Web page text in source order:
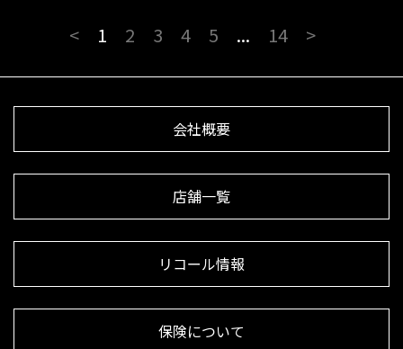
< 1 2 3 4 5 ... 14 >
会社概要
店舗一覧
リコール情報
保険について